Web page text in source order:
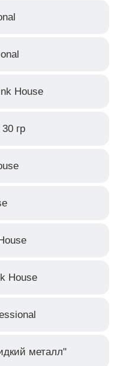
House
гр
House
металл"